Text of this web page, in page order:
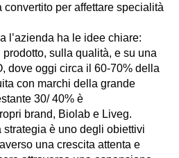
per affettare specialità
l’azienda ha le idee chiare:
sulla qualità, e su una
dove oggi circa il 60-70% della
con marchi della grande
30/ 40% è
brand, Biolab e Liveg.
strategia è uno degli obiettivi
una crescita attenta e